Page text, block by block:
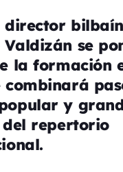
director
Valdizán se
la formación
y
del repertorio